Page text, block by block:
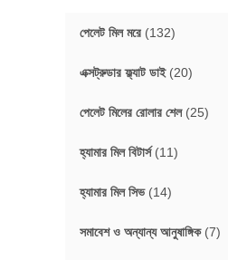
পেলেট মিল মরে (132)
এক্সট্রুডার ফ্ল্যাট ডাই(20)
পেলেট মিলের রোলার শেল(25)
হ্যামার মিল বিটার্স(11)
হ্যামার মিল সিভ(14)
সমাবেশ ও অন্যান্য আনুষাঙ্গিক(7)